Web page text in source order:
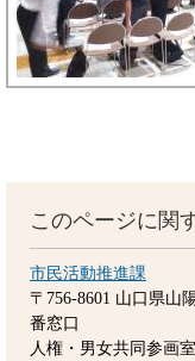
このページに関
市民活動推進課
〒756-8601 山口県山
番窓口
人権・男女共同参画室